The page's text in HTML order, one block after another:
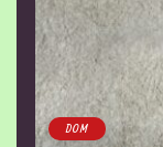
DOM